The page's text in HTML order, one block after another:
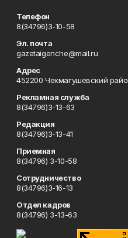
Телефон
8(34796)3-10-58
Эл. почта
gazetaigenche@mail.ru
Адрес
452200 Чекмагушевский
Рекламная служба
8(34796)3-13-63
Редакция
8(34796)3-13-41
Приемная
8(34796) 3-10-58
Сотрудничество
8(34796)3-16-13
Отдел кадров
8(34796) 3-13-63